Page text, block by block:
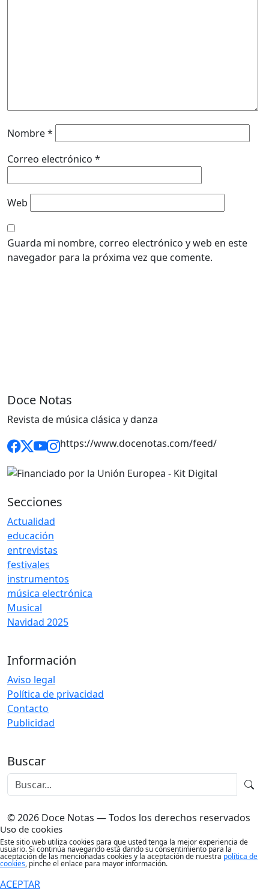
Nombre*
Correo electrónico *
Web
Guarda mi nombre, correo electrónico y web en este
navegador para la próxima vez que comente.
Doce Notas
Revista de música clásica y danza
https://www.docenotas.com/feed/
Secciones
Actualidad
educación
entrevistas
festivales
instrumentos
música electrónica
Musical
Navidad 2025
Información
Aviso legal
Política de privacidad
Contacto
Publicidad
Buscar
© 2026 Doce Notas — Todos los derechos reservados
Uso de cookies
Este sitio web utiliza cookies para que usted tenga la mejor experiencia de
usuario. Si continúa navegando está dando su consentimiento para la
aceptación de las mencionadas cookies y la aceptación de nuestra política de
cookies, pinche el enlace para mayor información.
ACEPTAR